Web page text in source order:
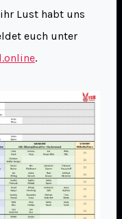
Lust habt uns
euch unter
.